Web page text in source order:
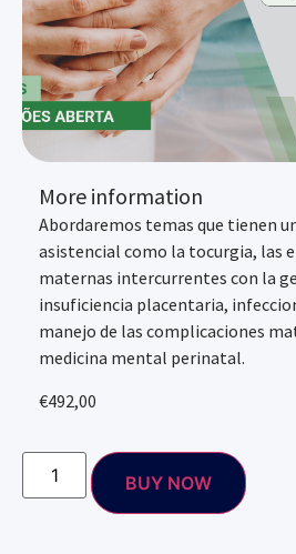
More information
Abordaremos temas que tienen
asistencial como la tocurgia, las
maternas intercurrentes con la
insuficiencia placentaria,
manejo de las complicaciones
medicina mental perinatal.
€492,00
BUY NOW